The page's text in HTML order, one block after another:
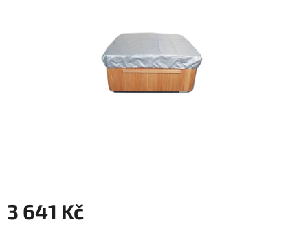
3 641 Kč